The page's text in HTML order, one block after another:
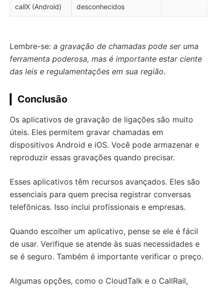
callX (Android)
desconhecidos
Lembre-se: a gravação de chamadas pode ser uma
ferramenta poderosa, mas é importante estar ciente
das leis e regulamentações em sua região.
Conclusão
Os aplicativos de gravação de ligações são muito
úteis. Eles permitem gravar chamadas em
dispositivos Android e iOS. Você pode armazenar e
reproduzir essas gravações quando precisar.
Esses aplicativos têm recursos avançados. Eles são
essenciais para quem precisa registrar conversas
telefônicas. Isso inclui profissionais e empresas.
Quando escolher um aplicativo, pense se ele é fácil
de usar. Verifique se atende às suas necessidades e
se é seguro. Também é importante verificar o preço.
Algumas opções, como o CloudTalk e o CallRail,